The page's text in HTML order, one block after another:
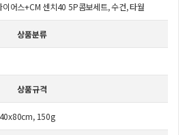
어스+CM 센치40 5P콤보세트, 수건, 타월
상품분류
상품규격
150g